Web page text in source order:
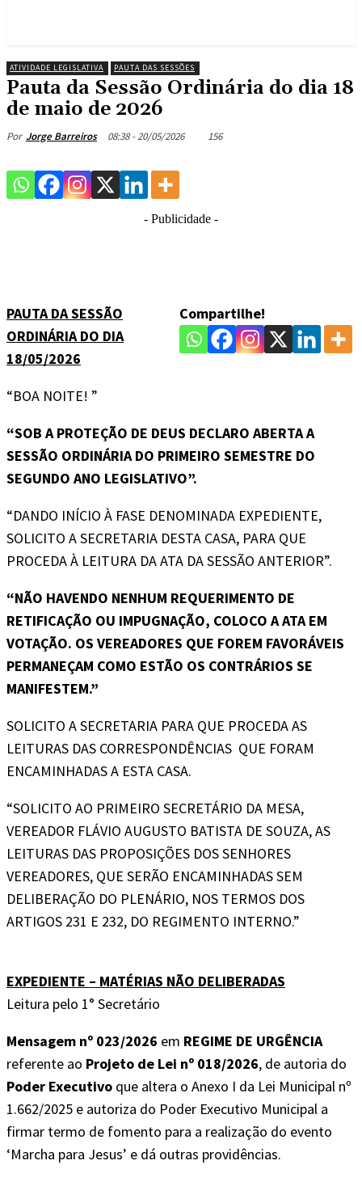
ATIVIDADE LEGISLATIVA PAUTA DAS SESSÕES
Pauta da Sessão Ordinária do dia 18
de maio de 2026
Por Jorge Barreiros 08:38 - 20/05/2026 156
- Publicidade -
Compartilhe!
PAUTA DA SESSÃO
ORDINÁRIA DO DIA
18/05/2026
“BOA NOITE! ”
“SOB A PROTEÇÃO DE DEUS DECLARO ABERTA A
SESSÃO ORDINÁRIA DO PRIMEIRO SEMESTRE DO
SEGUNDO ANO LEGISLATIVO”.
“DANDO INÍCIO À FASE DENOMINADA EXPEDIENTE,
SOLICITO A SECRETARIA DESTA CASA, PARA QUE
PROCEDA À LEITURA DA ATA DA SESSÃO ANTERIOR”.
“NÃO HAVENDO NENHUM REQUERIMENTO DE
RETIFICAÇÃO OU IMPUGNAÇÃO, COLOCO A ATA EM
VOTAÇÃO. OS VEREADORES QUE FOREM FAVORÁVEIS
PERMANEÇAM COMO ESTÃO OS CONTRÁRIOS SE
MANIFESTEM.”
SOLICITO A SECRETARIA PARA QUE PROCEDA AS
LEITURAS DAS CORRESPONDÊNCIAS QUE FORAM
ENCAMINHADAS A ESTA CASA.
“SOLICITO AO PRIMEIRO SECRETÁRIO DA MESA,
VEREADOR FLÁVIO AUGUSTO BATISTA DE SOUZA, AS
LEITURAS DAS PROPOSIÇÕES DOS SENHORES
VEREADORES, QUE SERÃO ENCAMINHADAS SEM
DELIBERAÇÃO DO PLENÁRIO, NOS TERMOS DOS
ARTIGOS 231 E 232, DO REGIMENTO INTERNO.”
EXPEDIENTE – MATÉRIAS NÃO DELIBERADAS
Leitura pelo 1° Secretário
Mensagem nº 023/2026 em REGIME DE URGÊNCIA
referente ao Projeto de Lei nº 018/2026, de autoria do
Poder Executivo que altera o Anexo I da Lei Municipal nº
1.662/2025 e autoriza do Poder Executivo Municipal a
firmar termo de fomento para a realização do evento
‘Marcha para Jesus’ e dá outras providências.